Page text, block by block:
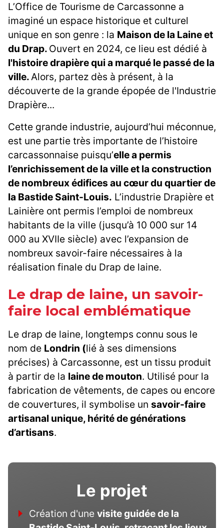
L’Office de Tourisme de Carcassonne a
imaginé un espace historique et culturel
unique en son genre : la Maison de la Laine et
du Drap. Ouvert en 2024, ce lieu est dédié à
l'histoire drapière qui a marqué le passé de la
ville.Alors, partez dès à présent, à la
découverte de la grande épopée de l'Industrie
Drapière...
Cette grande industrie, aujourd’hui méconnue,
est une partie très importante de l’histoire
carcassonnaise puisqu’elle a permis
l’enrichissement de la ville et la construction
de nombreux édifices au cœur du quartier de
la Bastide Saint-Louis. L’industrie Drapière et
Lainière ont permis l’emploi de nombreux
habitants de la ville (jusqu’à 10 000 sur 14
000 au XVIIe siècle) avec l’expansion de
nombreux savoir-faire nécessaires à la
réalisation finale du Drap de laine.
Le drap de laine, un savoir-
faire local emblématique
Le drap de laine, longtemps connu sous le
nom de Londrin (lié à ses dimensions
précises) à Carcassonne, est un tissu produit
à partir de la laine de mouton. Utilisé pour la
fabrication de vêtements, de capes ou encore
de couvertures, il symbolise un savoir-faire
artisanal unique, hérité de générations
d’artisans.
Le projet
Création d'une visite guidée de la